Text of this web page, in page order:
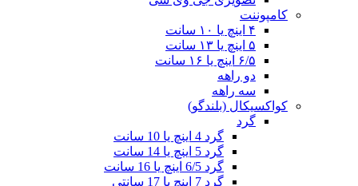
کامپوننت
۴ اینچ یا ۱۰ سانت
۵ اینچ یا ۱۳ سانت
۶/۵ اینچ یا ۱۶ سانت
دو راهه
سه راهه
کواکسیکال (بلندگو)
گرد
گرد 4 اینچ یا 10 سانت
گرد 5 اینچ یا 14 سانت
گرد 6/5 اینچ یا 16 سانت
گرد 7 اینچ یا 17 سانتی